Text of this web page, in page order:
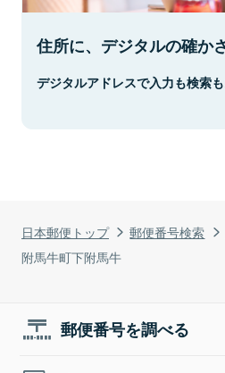
日本郵便トップ 郵便番号検索
附馬牛町下附馬牛
住所に、デジタルの確か
デジタルアドレスで入力も検索も
郵便番号を調べる